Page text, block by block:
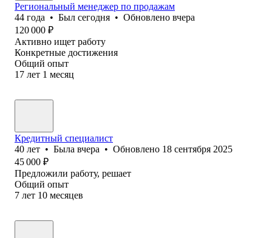
Региональный менеджер по продажам
44 года • Был сегодня • Обновлено вчера
120 000 ₽
Активно ищет работу
Конкретные достижения
Общий опыт
17 лет 1 месяц
Кредитный специалист
40 лет • Была вчера • Обновлено 18 сентября 2025
45 000 ₽
Предложили работу, решает
Общий опыт
7 лет 10 месяцев